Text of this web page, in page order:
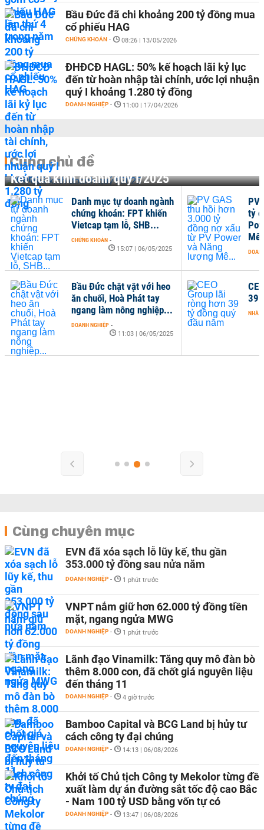
Bầu Đức đã chi khoảng 200 tỷ đồng mua
cổ phiếu HAG
CHỨNG KHOÁN - 08:26 | 13/05/2026
ĐHĐCĐ HAGL: 50% kế hoạch lãi kỷ lục
đến từ hoàn nhập tài chính, ước lợi nhuận
quý I khoảng 1.280 tỷ đồng
DOANH NGHIỆP - 11:00 | 17/04/2026
Cùng chủ đề
Kết quả kinh doanh quý I/2025
39
NHÀ
Danh mục tự doanh ngành
chứng khoán: FPT khiến
Vietcap tạm lỗ, SHB...
CHỨNG KHOÁN -
15:07 | 06/05/2025
Bầu Đức chật vật với heo
ăn chuối, Hoà Phát tay
ngang làm nông nghiệp...
DOANH NGHIỆP -
11:03 | 06/05/2025
PV
tỷ
Cùng chuyên mục
EVN đã xóa sạch lỗ lũy kế, thu gần
353.000 tỷ đồng sau nửa năm
DOANH NGHIỆP - 1 phút trước
VNPT nắm giữ hơn 62.000 tỷ đồng tiền
mặt, ngang ngửa MWG
DOANH NGHIỆP - 1 phút trước
Lãnh đạo Vinamilk: Tăng quy mô đàn bò
thêm 8.000 con, đã chốt giá nguyên liệu
đến tháng 11
DOANH NGHIỆP - 4 giờ trước
Bamboo Capital và BCG Land bị hủy tư
cách công ty đại chúng
DOANH NGHIỆP - 14:13 | 06/08/2026
Khởi tố Chủ tịch Công ty Mekolor từng đề
xuất làm dự án đường sắt tốc độ cao Bắc
- Nam 100 tỷ USD bằng vốn tự có
DOANH NGHIỆP - 13:47 | 06/08/2026